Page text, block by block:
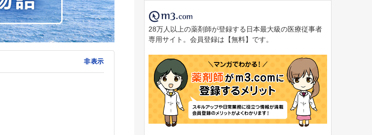
非表示
28万人以上の薬剤師が登録する日本最大級の医療従事者
専用サイト。会員登録は【無料】です。